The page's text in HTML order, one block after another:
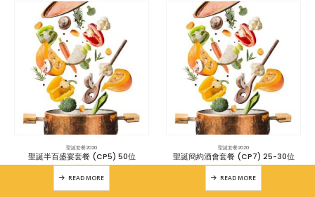
聖誕套餐2020
聖誕半百盛宴套餐 (CP5) 50位
READ MORE
聖誕套餐2020
聖誕簡約酒會套餐 (CP7) 25-30位
READ MORE